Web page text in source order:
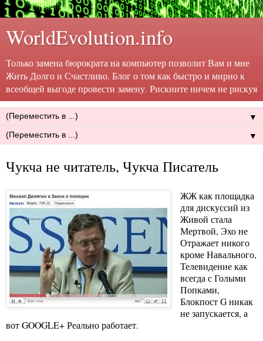
WorldEvolution.info
Только замена бюрократа на компьютер позволит Вам и мне
Жить Долго и Счастливо. Блог о том как быстро и мирно к
всеобщей выгоде провести замену. Рискните ничем не рискуя
▼
▼
Чукча не читатель, Чукча Писатель
ЖЖ как площадка
для дискуссий из
Живой стала
Мертвой, Эхо не
Отражает никого
кроме Навального,
Телевидение как
всегда с Голыми
Попками,
Блокпост G никак
не запускается, а
вот GOOGLE+ Реально работает.